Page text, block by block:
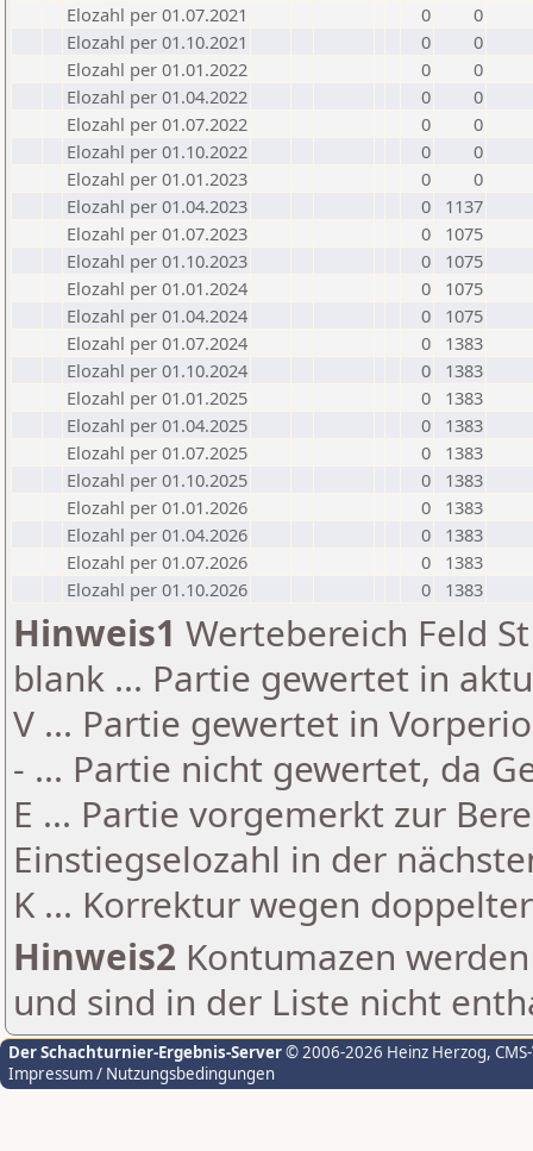
Elozahl per 01.07.2021
0
0
Elozahl per 01.10.2021
0
0
Elozahl per 01.01.2022
0
0
Elozahl per 01.04.2022
0
0
Elozahl per 01.07.2022
0
0
Elozahl per 01.10.2022
0
0
Elozahl per 01.01.2023
0
0
Elozahl per 01.04.2023
0
1137
Elozahl per 01.07.2023
0
1075
Elozahl per 01.10.2023
0
1075
Elozahl per 01.01.2024
0
1075
Elozahl per 01.04.2024
0
1075
Elozahl per 01.07.2024
0
1383
Elozahl per 01.10.2024
0
1383
Elozahl per 01.01.2025
0
1383
Elozahl per 01.04.2025
0
1383
Elozahl per 01.07.2025
0
1383
Elozahl per 01.10.2025
0
1383
Elozahl per 01.01.2026
0
1383
Elozahl per 01.04.2026
0
1383
Elozahl per 01.07.2026
0
1383
Elozahl per 01.10.2026
0 1383
Hinweis1 Wertebereich Feld
blank ... Partie gewertet in
V ... Partie gewertet in
- ... Partie nicht gewertet, da
E ... Partie vorgemerkt zur
Einstiegselozahl in der
K ... Korrektur wegen
Hinweis2 Kontumazen
und sind in der Liste nicht
Der Schachturnier-Ergebnis-Server© 2006-2026 Heinz Herzog,
Impressum / Nutzungsbedingungen